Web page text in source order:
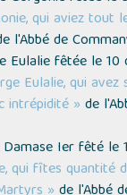
qui aviez tout
l'Abbé de
Eulalie fêtée le 10
Eulalie, qui
intrépidité » de
Ier fêté le
qui fîtes quantité